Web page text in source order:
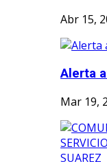
Abr 15,
Alerta
Mar 19,